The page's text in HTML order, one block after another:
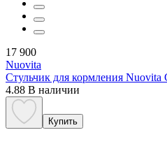
17 900
Nuovita
Стульчик для кормления
4.88 В наличии
Купить